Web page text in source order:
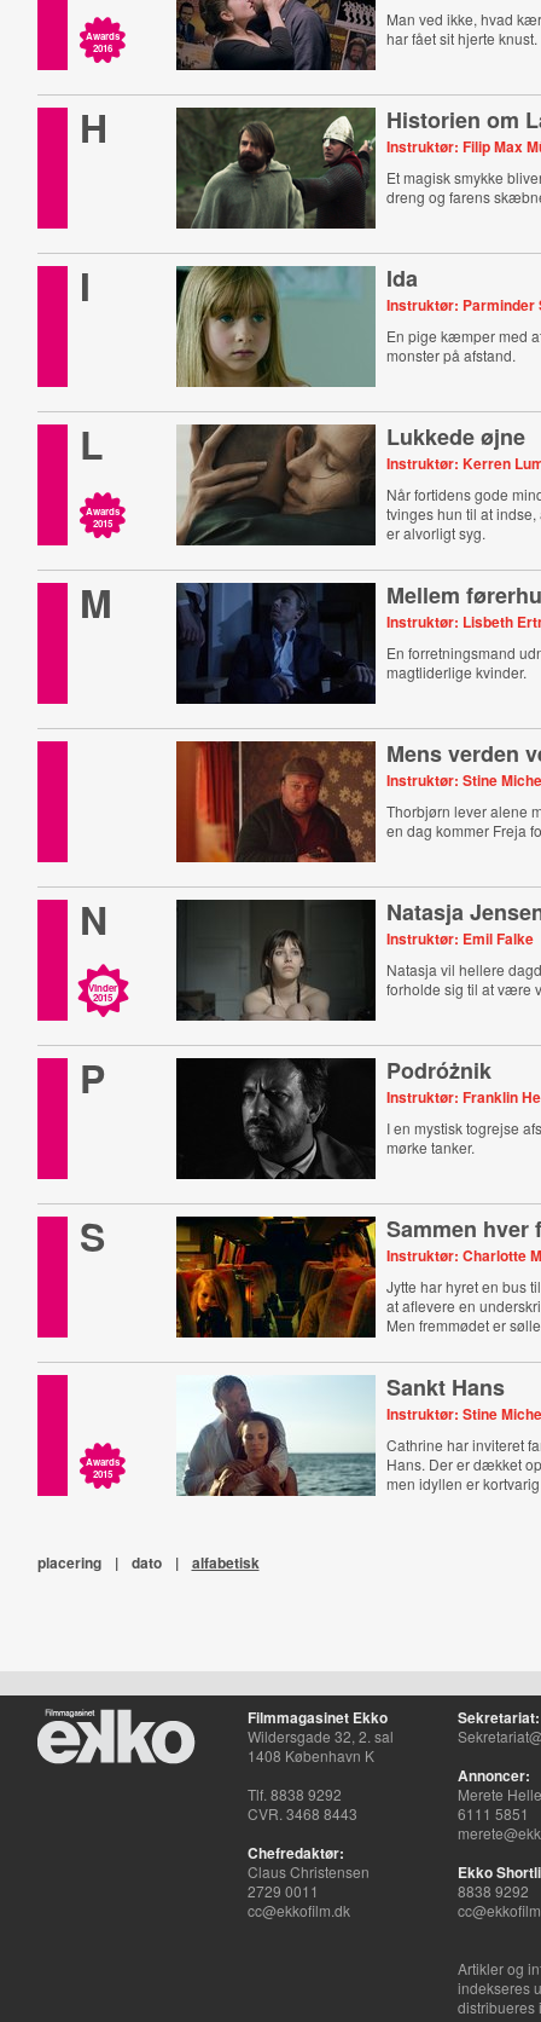
Awards
2016
Man ved ikke, hvad
har fået sit hjerte knust.
H Historien om
Instruktør: Filip Max
Et magisk smykke
dreng og farens
I Ida
Instruktør: Parminder
En pige kæmper med
monster på afstand.
L
Awards
2015
Lukkede øjne
Instruktør: Kerren
Når fortidens gode
tvinges hun til at
er alvorligt syg.
M Mellem
Instruktør: Lisbeth
En forretningsmand
magtliderlige kvinder.
Mens verden
Instruktør: Stine
Thorbjørn lever alene
en dag kommer Freja
N
Vinder
2015
Natasja
Instruktør: Emil Falke
Natasja vil hellere
forholde sig til at være
P Podróżnik
Instruktør: Franklin
I en mystisk togrejse
mørke tanker.
S Sammen hver
Instruktør: Charlotte
Jytte har hyret en bus
at aflevere en
Men fremmødet er
Awards
2015
Sankt Hans
Instruktør: Stine
Cathrine har inviteret
Hans. Der er dækket
men idyllen er
placering | dato | alfabetisk
Filmmagasinet Ekko
Wildersgade 32, 2. sal
1408 København K
Tlf. 8838 9292
CVR. 3468 8443
Chefredaktør:
Claus Christensen
2729 0011
cc@ekkofilm.dk
Sekretariat:
Annoncer:
Merete
6111 5851
Ekko
8838 9292
Artikler og
indekseres
distribueres